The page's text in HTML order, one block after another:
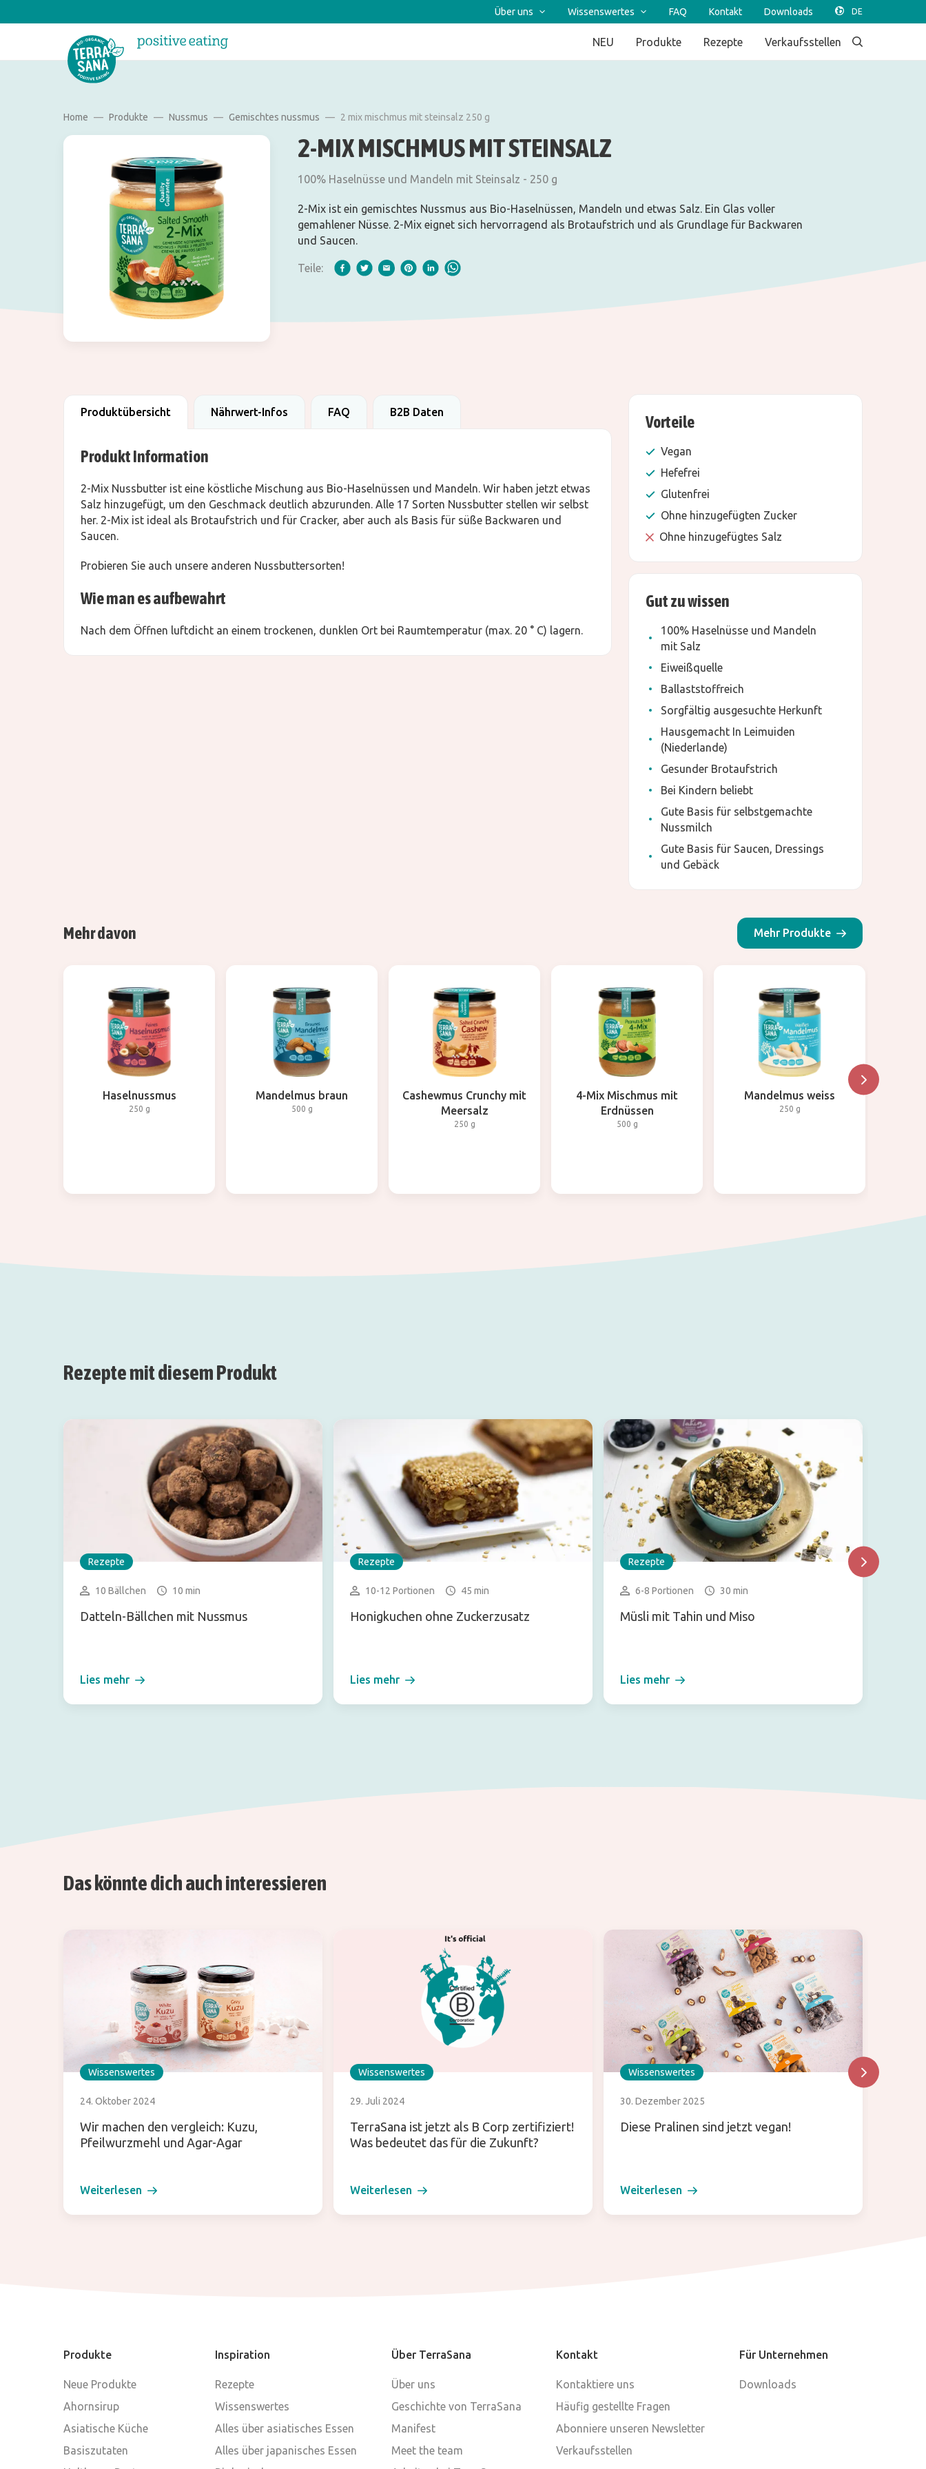
Über uns Wissenswertes FAQ Kontakt Downloads
NEU Produkte Rezepte Verkaufsstellen
Home Produkte Nussmus Gemischtes nussmus 2 mix mischmus mit steinsalz 250 g
2-MIX MISCHMUS MIT STEINSALZ
100% Haselnüsse und Mandeln mit Steinsalz - 250 g
2-Mix ist ein gemischtes Nussmus aus Bio-Haselnüssen, Mandeln und etwas Salz. Ein Glas voller
gemahlener Nüsse. 2-Mix eignet sich hervorragend als Brotaufstrich und als Grundlage für Backwaren
und Saucen.
Teile:
Produktübersicht Nährwert-Infos FAQ B2B Daten
Produkt Information
2-Mix Nussbutter ist eine köstliche Mischung aus Bio-Haselnüssen und Mandeln. Wir haben jetzt etwas
Salz hinzugefügt, um den Geschmack deutlich abzurunden. Alle 17 Sorten Nussbutter stellen wir selbst
her. 2-Mix ist ideal als Brotaufstrich und für Cracker, aber auch als Basis für süße Backwaren und
Saucen.
Probieren Sie auch unsere anderen Nussbuttersorten!
Wie man es aufbewahrt
Nach dem Öffnen luftdicht an einem trockenen, dunklen Ort bei Raumtemperatur (max. 20 ° C) lagern.
Vorteile
Vegan
Hefefrei
Glutenfrei
Ohne hinzugefügten Zucker
Ohne hinzugefügtes Salz
Gut zu wissen
100% Haselnüsse und Mandeln
mit Salz
Eiweißquelle
Ballaststoffreich
Sorgfältig ausgesuchte Herkunft
Hausgemacht In Leimuiden
(Niederlande)
Gesunder Brotaufstrich
Bei Kindern beliebt
Gute Basis für selbstgemachte
Nussmilch
Gute Basis für Saucen, Dressings
und Gebäck
Mehr davon Mehr Produkte
Haselnussmus
250 g
Mandelmus braun
500 g
Cashewmus Crunchy mit
Meersalz
250 g
4-Mix Mischmus mit
Erdnüssen
500 g
Mandelmus weiss
250 g
Rezepte mit diesem Produkt
Rezepte
10 Bällchen 10 min
Datteln-Bällchen mit Nussmus
Lies mehr
Rezepte
10-12 Portionen 45 min
Honigkuchen ohne Zuckerzusatz
Lies mehr
Rezepte
6-8 Portionen 30 min
Müsli mit Tahin und Miso
Lies mehr
Das könnte dich auch interessieren
Wissenswertes
24. Oktober 2024
Wir machen den vergleich: Kuzu,
Pfeilwurzmehl und Agar-Agar
Weiterlesen
Wissenswertes
29. Juli 2024
TerraSana ist jetzt als B Corp zertifiziert!
Was bedeutet das für die Zukunft?
Weiterlesen
Wissenswertes
30. Dezember 2025
Diese Pralinen sind jetzt vegan!
Weiterlesen
Produkte
Neue Produkte
Ahornsirup
Asiatische Küche
Basiszutaten
Inspiration
Rezepte
Wissenswertes
Alles über asiatisches Essen
Alles über japanisches Essen
Über TerraSana
Über uns
Geschichte von TerraSana
Manifest
Meet the team
Kontakt
Kontaktiere uns
Häufig gestellte Fragen
Abonniere unseren Newsletter
Verkaufsstellen
Für Unternehmen
Downloads